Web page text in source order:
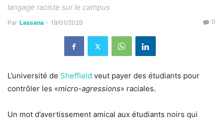
langage raciste sur le campus
Par Lassana - 19/01/2020 0
L’université de Sheffield veut payer des étudiants pour
contrôler les «micro-agressions» raciales.
Un mot d’avertissement amical aux étudiants noirs qui